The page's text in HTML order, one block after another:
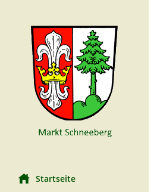
Startseite